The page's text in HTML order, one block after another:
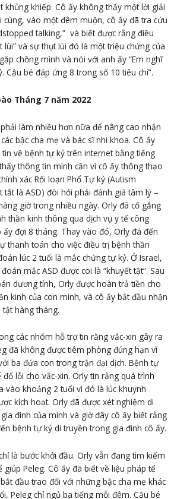
khiếp. Cô ấy không thấy một lời giải
cùng, vào một đêm muộn, cô ấy đã tra cứu
talking,” và biết được rằng điều
lùi” và sự thụt lùi đó là một triệu chứng của
chồng mình và nói với anh ấy “Em nghĩ
Cậu bé đáp ứng 8 trong số 10 tiêu chí”.
Tháng 7 năm 2022
làm nhiều hơn nữa để nâng cao nhận
bậc cha mẹ và bác sĩ nhi khoa. Cô ấy
về bệnh tự kỷ trên internet bằng tiếng
thông tin mình cần vì cô ấy thông thạo
xác Rối loạn Phổ Tự kỷ (Autism
tắt là ASD) đòi hỏi phải đánh giá tâm lý –
giờ trong nhiều ngày. Orly đã cố gắng
thần kinh thông qua dịch vụ y tế công
đợi 8 tháng. Thay vào đó, Orly đã đến
thanh toán cho việc điều trị bệnh thần
lúc 2 tuổi là mắc chứng tự kỷ. Ở Israel,
mắc ASD được coi là “khuyết tật”. Sau
dương tính, Orly được hoàn trả tiền cho
kinh của con mình, và cô ấy bắt đầu nhận
hàng tháng.
các nhóm hỗ trợ tin rằng vắc-xin gây ra
đã không được tiêm phòng đúng hạn vì
ba đứa con trong trận đại dịch. Bệnh tự
lỗi cho vắc-xin. Orly tin rằng quá trình
vào khoảng 2 tuổi vì đó là lúc khuynh
kích hoạt. Orly đã được xét nghiệm di
đình của mình và giờ đây cô ấy biết rằng
bệnh tự kỷ di truyền trong gia đình cô ấy.
là bước khởi đầu. Orly vẫn đang tìm kiếm
Peleg. Cô ấy đã biết về liệu pháp tế
đầu trao đổi với những bậc cha mẹ khác
Peleg chỉ ngủ ba tiếng mỗi đêm. Cậu bé